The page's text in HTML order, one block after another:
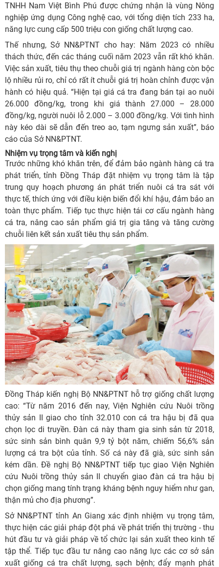
TNHH Nam Việt Bình Phú được chứng nhận là vùng Nông
nghiệp ứng dụng Công nghệ cao, với tổng diện tích 233 ha,
năng lực cung cấp 500 triệu con giống chất lượng cao.
Thế nhưng, Sở NN&PTNT cho hay: Năm 2023 có nhiều
thách thức, đến các tháng cuối năm 2023 vẫn rất khó khăn.
Việc sản xuất, tiêu thụ theo chuỗi giá trị ngành hàng còn bộc
lộ nhiều rủi ro, chỉ có rất ít chuỗi giá trị hoàn chỉnh được vận
hành có hiệu quả. “Hiện tại giá cá tra đang bán tại ao nuôi
26.000 đồng/kg, trong khi giá thành 27.000 – 28.000
đồng/kg, người nuôi lỗ 2.000 – 3.000 đồng/kg. Với tình hình
này kéo dài sẽ dẫn đến treo ao, tạm ngưng sản xuất”, báo
cáo của Sở NN&PTNT.
Nhiệm vụ trọng tâm và kiến nghị
Trước những khó khăn trên, để đảm bảo ngành hàng cá tra
phát triển, tỉnh Đồng Tháp đặt nhiệm vụ trọng tâm là tập
trung quy hoạch phương án phát triển nuôi cá tra sát với
thực tế, thích ứng với điều kiện biến đổi khí hậu, đảm bảo an
toàn thực phẩm. Tiếp tục thực hiện tái cơ cấu ngành hàng
cá tra, nâng cao sản phẩm giá trị gia tăng và tăng cường
chuỗi liên kết sản xuất tiêu thụ sản phẩm.
Đồng Tháp kiến nghị Bộ NN&PTNT hỗ trợ giống chất lượng
cao: “Từ năm 2016 đến nay, Viện Nghiên cứu Nuôi trồng
thủy sản II giao cho tỉnh 32.010 con cá tra hậu bị đã qua
chọn lọc di truyền. Đàn cá này tham gia sinh sản từ 2018,
sức sinh sản bình quân 9,9 tỷ bột năm, chiếm 56,6% sản
lượng cá tra bột của tỉnh. Số cá này đã già, sức sinh sản
kém dần. Đề nghị Bộ NN&PTNT tiếp tục giao Viện Nghiên
cứu Nuôi trồng thủy sản II chuyển giao đàn cá tra hậu bị
chọn giống mang tính trạng kháng bệnh nguy hiểm như gan,
thận mủ cho địa phương”.
Sở NN&PTNT tỉnh An Giang xác định nhiệm vụ trọng tâm,
thực hiện các giải pháp đột phá về phát triển thị trường - thu
hút đầu tư và giải pháp về tổ chức lại sản xuất theo kinh tế
tập thể. Tiếp tục đầu tư nâng cao năng lực các cơ sở sản
xuất giống cá tra chất lượng, sạch bệnh; đẩy mạnh phát